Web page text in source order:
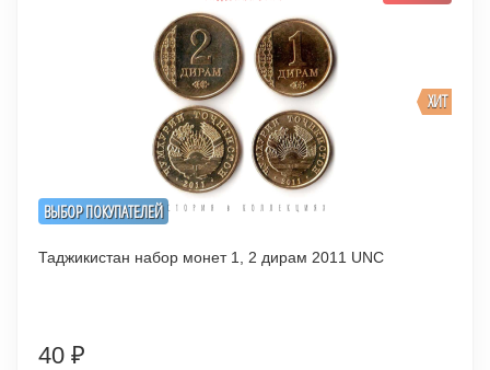
ВЫБОР ПОКУПАТЕЛЕЙ
ХИТ
Таджикистан набор монет 1, 2 дирам 2011 UNC
40 ₽